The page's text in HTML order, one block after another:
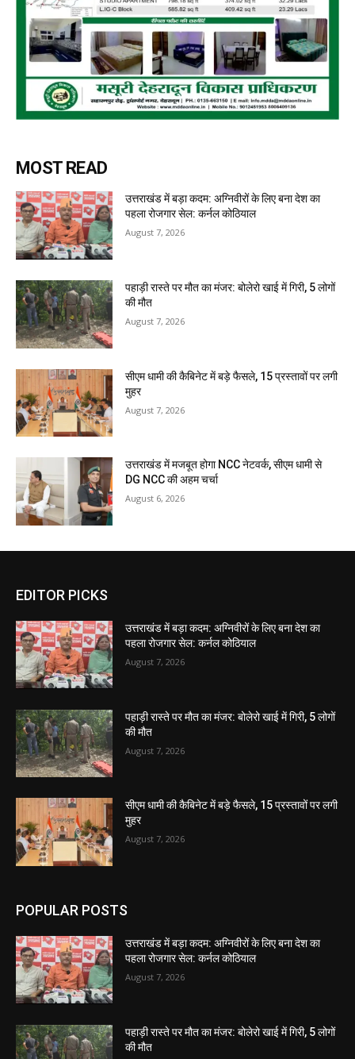
MOST READ
उत्तराखंड में बड़ा कदम: अग्निवीरों के लिए बना देश का
पहला रोजगार सेल: कर्नल कोठियाल
August 7, 2026
पहाड़ी रास्ते पर मौत का मंजर: बोलेरो खाई में गिरी, 5 लोगों
की मौत
August 7, 2026
सीएम धामी की कैबिनेट में बड़े फैसले, 15 प्रस्तावों पर लगी
मुहर
August 7, 2026
उत्तराखंड में मजबूत होगा NCC नेटवर्क, सीएम धामी से
DG NCC की अहम चर्चा
August 6, 2026
EDITOR PICKS
उत्तराखंड में बड़ा कदम: अग्निवीरों के लिए बना देश का
पहला रोजगार सेल: कर्नल कोठियाल
August 7, 2026
पहाड़ी रास्ते पर मौत का मंजर: बोलेरो खाई में गिरी, 5 लोगों
की मौत
August 7, 2026
सीएम धामी की कैबिनेट में बड़े फैसले, 15 प्रस्तावों पर लगी
मुहर
August 7, 2026
POPULAR POSTS
उत्तराखंड में बड़ा कदम: अग्निवीरों के लिए बना देश का
पहला रोजगार सेल: कर्नल कोठियाल
August 7, 2026
पहाड़ी रास्ते पर मौत का मंजर: बोलेरो खाई में गिरी, 5 लोगों
की मौत